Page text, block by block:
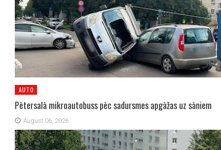
AUTO
Pētersalā mikroautobuss pēc sadursmes apgāžas uz sāniem
August 06, 2026